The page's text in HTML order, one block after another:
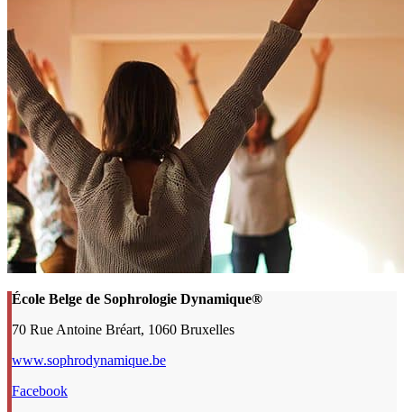
École Belge de Sophrologie Dynamique®
70 Rue Antoine Bréart, 1060 Bruxelles
www.sophrodynamique.be
Facebook